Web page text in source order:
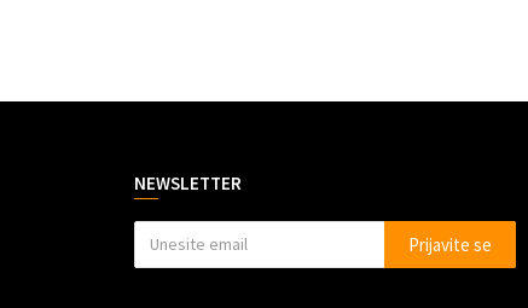
NEWSLETTER
Prijavite se